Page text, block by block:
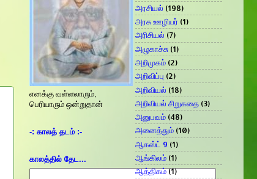
எனக்கு வள்ளலாரும்,
பெரியாரும் ஒன்றுதான்
-: காலத் தடம் :-
காலத்தில் தேட...
அரசியல் (198)
அரசு ஊழியர் (1)
அரிசியல் (7)
அழுகாச்சு (1)
அறிமுகம் (2)
அறிவிப்பு (2)
அறிவியல் (18)
அறிவியல் சிறுகதை (3)
அனுபவம் (48)
அனைத்தும் (10)
ஆகஸ்ட் 9 (1)
ஆங்கிலம் (1)
ஆத்திகம்(1)